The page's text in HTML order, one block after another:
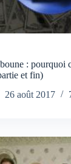
: pourquoi
et fin)
26 août 2017